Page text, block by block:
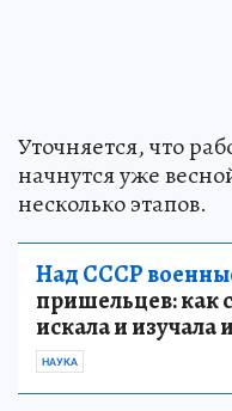
Уточняется, что
начнутся уже
несколько этапов.
Над СССР
пришельцев: как
искала и изучала
НАУКА